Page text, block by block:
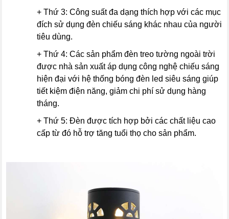
+ Thứ 3: Công suất đa dạng thích hợp với các mục
đích sử dụng đèn chiếu sáng khác nhau của người
tiêu dùng.
+ Thứ 4: Các sản phẩm đèn treo tường ngoài trời
được nhà sản xuất áp dụng công nghệ chiếu sáng
hiện đại với hệ thống bóng đèn led siêu sáng giúp
tiết kiệm điện năng, giảm chi phí sử dụng hàng
tháng.
+ Thứ 5: Đèn được tích hợp bởi các chất liệu cao
cấp từ đó hỗ trợ tăng tuổi thọ cho sản phẩm.